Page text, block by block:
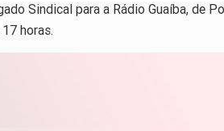
Sindical para a Rádio Guaíba, de
horas.